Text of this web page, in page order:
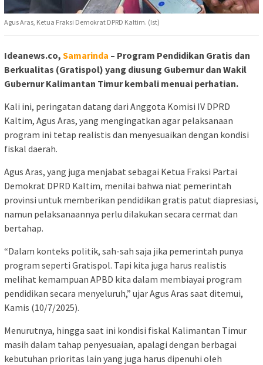
Agus Aras, Ketua Fraksi Demokrat DPRD Kaltim. (Ist)
Ideanews.co, Samarinda – Program Pendidikan Gratis dan
Berkualitas (Gratispol) yang diusung Gubernur dan Wakil
Gubernur Kalimantan Timur kembali menuai perhatian.
Kali ini, peringatan datang dari Anggota Komisi IV DPRD
Kaltim, Agus Aras, yang mengingatkan agar pelaksanaan
program ini tetap realistis dan menyesuaikan dengan kondisi
fiskal daerah.
Agus Aras, yang juga menjabat sebagai Ketua Fraksi Partai
Demokrat DPRD Kaltim, menilai bahwa niat pemerintah
provinsi untuk memberikan pendidikan gratis patut diapresiasi,
namun pelaksanaannya perlu dilakukan secara cermat dan
bertahap.
“Dalam konteks politik, sah-sah saja jika pemerintah punya
program seperti Gratispol. Tapi kita juga harus realistis
melihat kemampuan APBD kita dalam membiayai program
pendidikan secara menyeluruh,” ujar Agus Aras saat ditemui,
Kamis (10/7/2025).
Menurutnya, hingga saat ini kondisi fiskal Kalimantan Timur
masih dalam tahap penyesuaian, apalagi dengan berbagai
kebutuhan prioritas lain yang juga harus dipenuhi oleh